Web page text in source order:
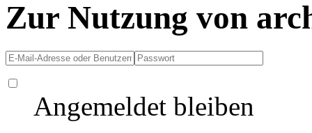
Zur Nutzung von
Angemeldet bleiben